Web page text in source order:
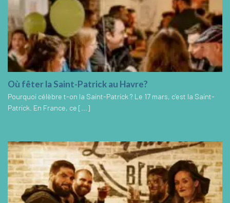
Où fêter la Saint-Patrick au Havre?
Pourquoi célèbre t-on la Saint-Patrick ? Le 17 mars, c’est la Saint-
Patrick. En France, ce [...]